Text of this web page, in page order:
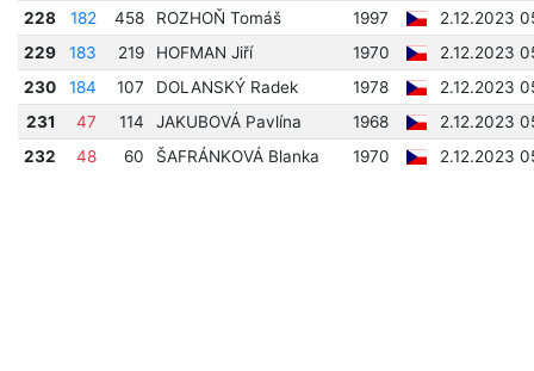
228
182 458 ROZHOŇ Tomáš 1997
2.12.2023
229
183 219 HOFMAN Jiří 1970
2.12.2023
230
184 107 DOLANSKÝ Radek 1978
2.12.2023
231
47 114 JAKUBOVÁ Pavlína 1968
2.12.2023
232
48 60 ŠAFRÁNKOVÁ Blanka 1970 2.12.2023